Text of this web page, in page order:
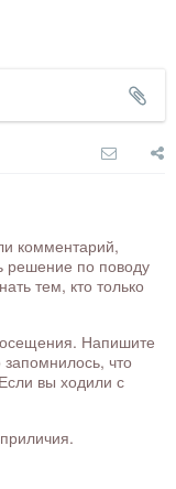
комментарий,
по поводу
тем, кто только
Напишите
что
вы ходили с